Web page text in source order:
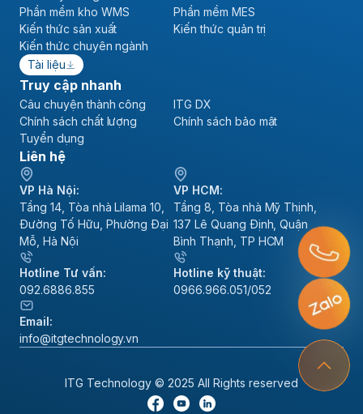
Phần mềm kho WMS
Phần mềm MES
Kiến thức sản xuất
Kiến thức quản trị
Kiến thức chuyên ngành
Tài liệu
Truy cập nhanh
Câu chuyện thành công
ITG DX
Chính sách chất lượng
Chính sách bảo mật
Tuyển dụng
Liên hệ
VP Hà Nội:
Tầng 14, Tòa nhà Lilama 10,
Đường Tố Hữu, Phường Đại
Mỗ, Hà Nội
VP HCM:
Tầng 8, Tòa nhà Mỹ Thịnh,
137 Lê Quang Định, Quận
Bình Thạnh, TP HCM
Hotline Tư vấn:
092.6886.855
Hotline kỹ thuật:
0966.966.051/052
Email:
info@itgtechnology.vn
ITG Technology © 2025 All Rights reserved